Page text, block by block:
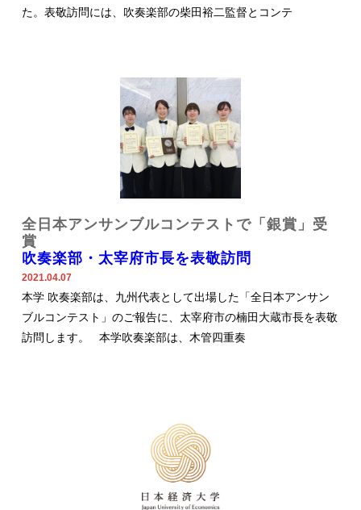
た。表敬訪問には、吹奏楽部の柴田裕二監督とコンテ
全日本アンサンブルコンテストで「銀賞」受
賞
吹奏楽部・太宰府市長を表敬訪問
2021.04.07
本学 吹奏楽部は、九州代表として出場した「全日本アンサン
ブルコンテスト」のご報告に、太宰府市の楠田大蔵市長を表敬
訪問します。 本学吹奏楽部は、木管四重奏